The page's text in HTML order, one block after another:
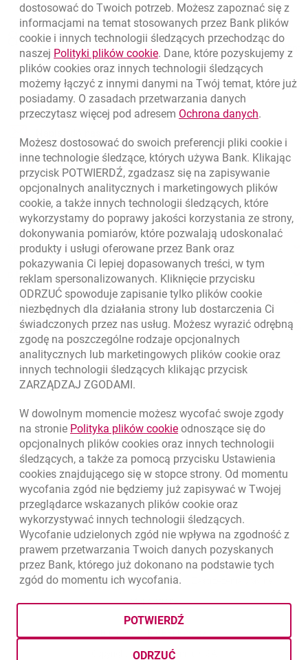
Nawigacja dolna
Zadzwoń do nas
801 331 331
(+48) 22 598 40 40
Migam
Znajdź placówkę lub bankomat otwiera się w nowej karcie
Oceń nas otwiera się w nowej karcie
Złóż wniosek przez internet
Skontaktuj się ze Specjalistą
O banku
Odpowiedzialny biznes
Regulacje zewnętrzne
Ochrona danychotwiera się w nowej karcie
Ustawieniacookies
Mapa stronyotwiera się w nowej karcie
© Bank Millennium SA
dostosować do Twoich potrzeb. Możesz zapoznać się z
informacjami na temat stosowanych przez Bank plików
cookie i innych technologii śledzących przechodząc do
naszej Polityki plików cookielink otwiera się w nowym oknie
. Dane, które pozyskujemy z
plików cookies oraz innych technologii śledzących
możemy łączyć z innymi danymi na Twój temat, które już
posiadamy. O zasadach przetwarzania danych
przeczytasz więcej pod adresem Ochrona danychlink
.
Możesz dostosować do swoich preferencji pliki cookie i
inne technologie śledzące, których używa Bank. Klikając
przycisk POTWIERDŹ, zgadzasz się na zapisywanie
opcjonalnych analitycznych i marketingowych plików
cookie, a także innych technologii śledzących, które
wykorzystamy do poprawy jakości korzystania ze strony,
dokonywania pomiarów, które pozwalają udoskonalać
produkty i usługi oferowane przez Bank oraz
pokazywania Ci lepiej dopasowanych treści, w tym
reklam spersonalizowanych. Kliknięcie przycisku
ODRZUĆ spowoduje zapisanie tylko plików cookie
niezbędnych dla działania strony lub dostarczenia Ci
świadczonych przez nas usług. Możesz wyrazić odrębną
zgodę na poszczególne rodzaje opcjonalnych
analitycznych lub marketingowych plików cookie oraz
innych technologii śledzących klikając przycisk
ZARZĄDZAJ ZGODAMI.
W dowolnym momencie możesz wycofać swoje zgody
na stronie Polityka plików cookielink otwiera się w nowym
odnoszące się do
opcjonalnych plików cookies oraz innych technologii
śledzących, a także za pomocą przycisku Ustawienia
cookies znajdującego się w stopce strony. Od momentu
wycofania zgód nie będziemy już zapisywać w Twojej
przeglądarce wskazanych plików cookie oraz
wykorzystywać innych technologii śledzących.
Wycofanie udzielonych zgód nie wpływa na zgodność z
prawem przetwarzania Twoich danych pozyskanych
przez Bank, którego już dokonano na podstawie tych
zgód do momentu ich wycofania.
ODRZUĆ
POTWIERDŹ